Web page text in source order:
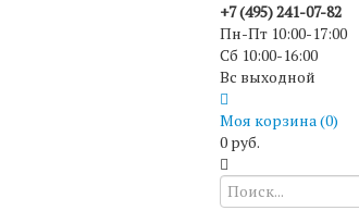
+7 (495) 241-07-82
Пн-Пт 10:00-17:00
Сб 10:00-16:00
Вс выходной
Моя корзина (0)
0 руб.